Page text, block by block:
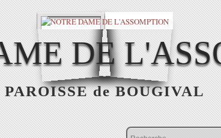
DE
PAROISSE de BOUGIVAL